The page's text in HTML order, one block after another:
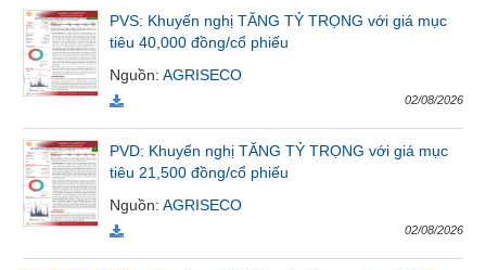
PVS: Khuyến nghị TĂNG TỶ TRỌNG với giá mục
tiêu 40,000 đồng/cổ phiếu
Nguồn:AGRISECO
02/08/2026
PVD: Khuyến nghị TĂNG TỶ TRỌNG với giá mục
tiêu 21,500 đồng/cổ phiếu
Nguồn:AGRISECO
02/08/2026
THÔNG
TIN
DỊCH
VỤ
TRUYỀN
THÔNG